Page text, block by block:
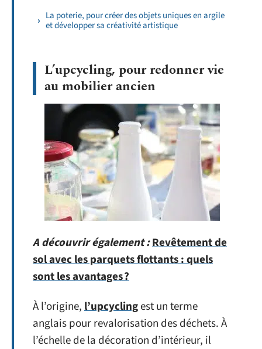
La poterie, pour créer des objets uniques en argile
et développer sa créativité artistique
L’upcycling, pour redonner vie
au mobilier ancien
A découvrir également :Revêtement de
sol avec les parquets flottants : quels
sont les avantages ?
À l’origine,l’upcyclingest un terme
anglais pour revalorisation des déchets. À
l’échelle de la décoration d’intérieur, il